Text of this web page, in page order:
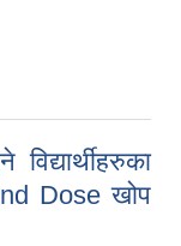
Dose खोप